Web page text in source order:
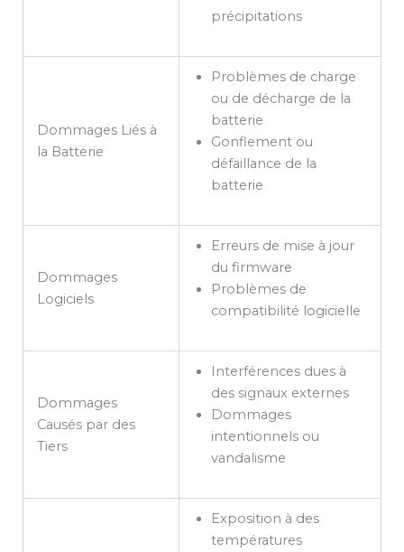
précipitations
Dommages Liés à
la Batterie
Problèmes de charge
ou de décharge de la
batterie
Gonflement ou
défaillance de la
batterie
Dommages
Logiciels
Erreurs de mise à jour
du firmware
Problèmes de
compatibilité logicielle
Dommages
Causés par des
Tiers
Interférences dues à
des signaux externes
Dommages
intentionnels ou
vandalisme
Exposition à des
températures